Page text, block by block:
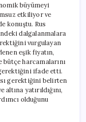
büyümeyi
etkiliyor ve
konuştu. Rus
dalgalanmalara
vurgulayan
eşik fiyatın,
harcamalarını
ifade etti.
gerektiğini belirten
yatırıldığını,
olduğunu